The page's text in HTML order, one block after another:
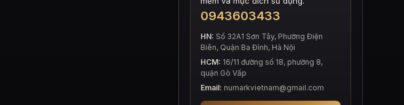
0943603433
HN: Số 32A1 Sơn Tây, Phường Điện
Biên, Quận Ba Đình, Hà Nội
HCM: 16/11 đường số 18, phường 8,
quận Gò Vấp
Email: numarkvietnam@gmail.com